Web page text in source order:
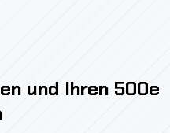
und Ihren 500e